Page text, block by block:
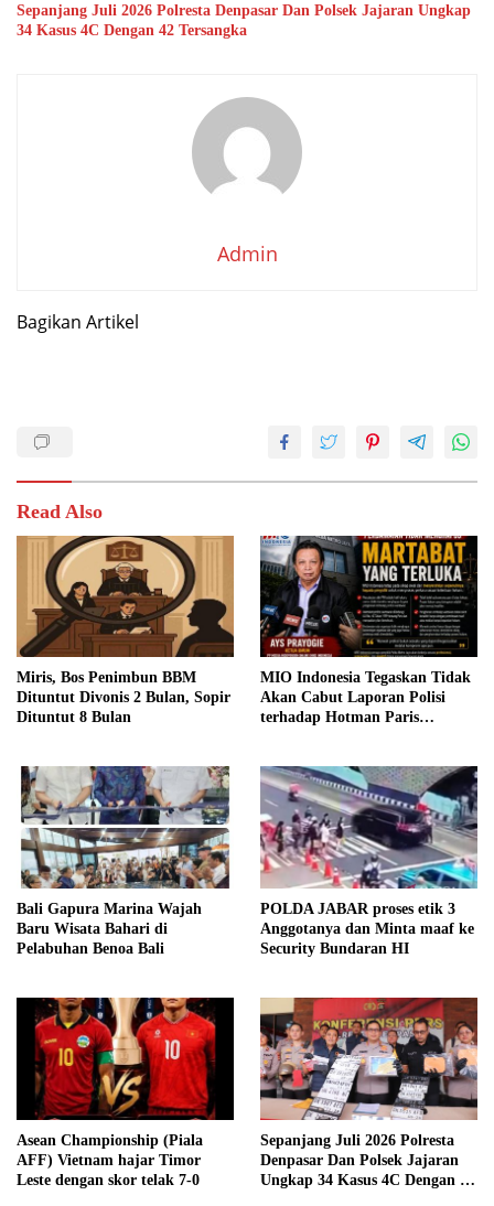
Sepanjang Juli 2026 Polresta Denpasar Dan Polsek Jajaran Ungkap
34 Kasus 4C Dengan 42 Tersangka
Admin
Bagikan Artikel
Read Also
Miris, Bos Penimbun BBM
Dituntut Divonis 2 Bulan, Sopir
Dituntut 8 Bulan
MIO Indonesia Tegaskan Tidak
Akan Cabut Laporan Polisi
terhadap Hotman Paris
Bali Gapura Marina Wajah
Baru Wisata Bahari di
Pelabuhan Benoa Bali
POLDA JABAR proses etik 3
Anggotanya dan Minta maaf ke
Security Bundaran HI
Asean Championship (Piala
AFF) Vietnam hajar Timor
Leste dengan skor telak 7-0
Sepanjang Juli 2026 Polresta
Denpasar Dan Polsek Jajaran
Ungkap 34 Kasus 4C Dengan 42